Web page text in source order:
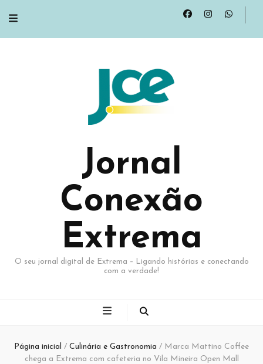
Jornal
Conexão
Extrema
O seu jornal digital de Extrema – Ligando histórias e conectando
com a verdade!
Página inicial / Culinária e Gastronomia / Marca Mattino Coffee
chega a Extrema com cafeteria no Vila Mineira Open Mall